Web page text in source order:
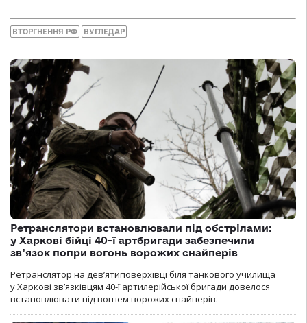
ВТОРГНЕННЯ РФ ВУГЛЕДАР
Ретранслятори встановлювали під обстрілами:
у Харкові бійці 40-ї артбригади забезпечили
зв’язок попри вогонь ворожих снайперів
Ретранслятор на дев’ятиповерхівці біля танкового училища
у Харкові зв’язківцям 40-ї артилерійської бригади довелося
встановлювати під вогнем ворожих снайперів.